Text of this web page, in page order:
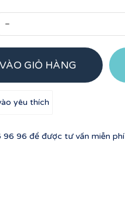
-
GIỎ HÀNG
yêu thích
96 96 để được tư vấn miễn phí